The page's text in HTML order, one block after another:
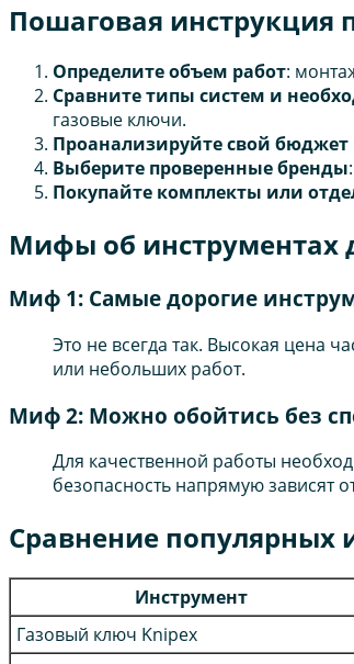
Пошаговая инструкция
Определите объем работ:
Сравните типы систем и
газовые ключи.
Проанализируйте свой бюджет
Выберите проверенные бренды
Покупайте комплекты или
Мифы об инструментах
Миф 1: Самые дорогие
Это не всегда так. Высокая цена
или небольших работ.
Миф 2: Можно обойтись без
Для качественной работы
безопасность напрямую зависят
Сравнение популярных
Инструмент
Газовый ключ Knipex